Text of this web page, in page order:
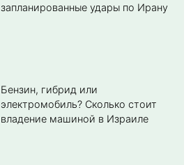
запланированные удары по Ирану
Бензин, гибрид или
электромобиль? Cколько стоит
владение машиной в Израиле